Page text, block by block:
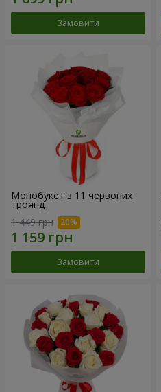
Замовити
Монобукет з 11 червоних
троянд
1 449 грн
Замовити